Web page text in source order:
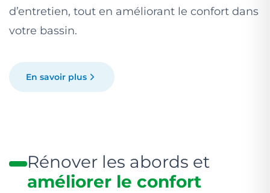
d’entretien, tout en améliorant le confort dans
votre bassin.
En savoir plus
Rénover les abords et
améliorer le confort